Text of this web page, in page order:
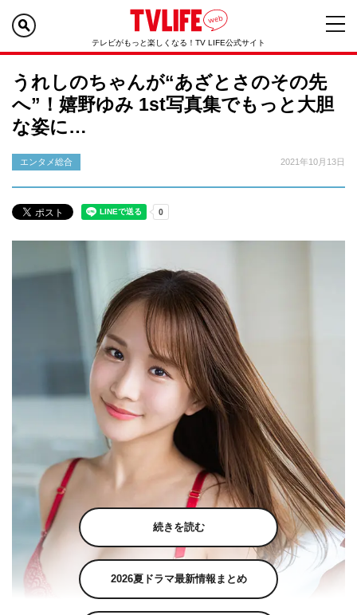
テレビがもっと楽しくなる！TV LIFE公式サイト
うれしのちゃんが“あざとさのその先
へ”！嬉野ゆみ 1st写真集でもっと大胆
な姿に…
エンタメ総合 2021年10月13日
続きを読む
2026夏ドラマ最新情報まとめ